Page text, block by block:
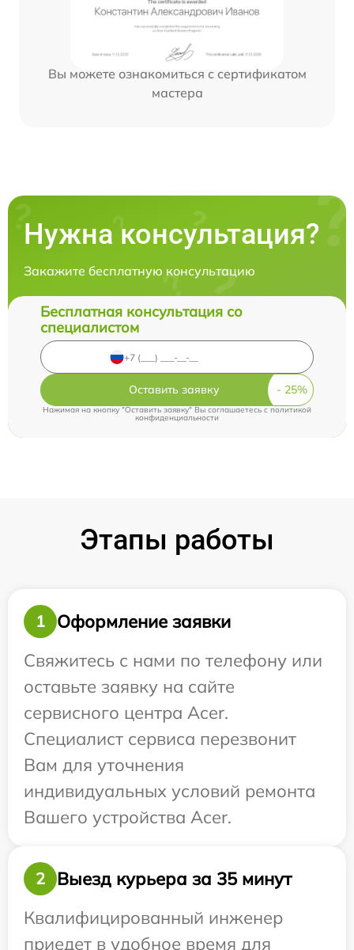
Вы можете ознакомиться с сертификатом
мастера
Нужна консультация?
Закажите бесплатную консультацию
Бесплатная консультация со
специалистом
Оставить заявку
Нажимая на кнопку "Оставить заявку" Вы соглашаетесь cполитикой
конфиденциальности
Этапы работы
1
Оформление заявки
Свяжитесь с нами по телефону или
оставьте заявку на сайте
сервисного центра Acer.
Специалист сервиса перезвонит
Вам для уточнения
индивидуальных условий ремонта
Вашего устройства Acer.
2
Выезд курьера за 35 минут
Квалифицированный инженер
приедет в удобное время для